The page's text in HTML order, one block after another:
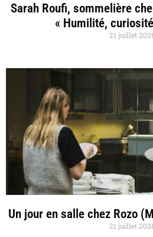
Sarah Roufi, sommelière
« Humilité,
21 juillet
Un jour en salle chez Rozo
21 juillet